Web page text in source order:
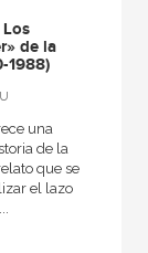
de la
1988)
una
de la
que se
el lazo